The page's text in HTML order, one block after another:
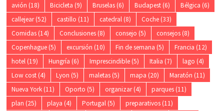
avión (18) Bicicleta (9) Bruselas(6) Budapest(6) Bélgica (6)
callejear(52) castillo (11) catedral(8) Coche(33)
Comidas(14) Conclusiones(8) consejo (5) consejos(8)
Copenhague(5) excursión (10) Fin de semana (5) Francia (12)
hotel(19) Hungría (6) Imprescindible(5) Italia (7) lago (4)
Low cost(4) Lyon (5) maletas(5) mapa (20) Maratón (11)
Nueva York(11) Oporto (5) organizar(4) parques(11)
plan (25) playa (4) Portugal(5) preparativos(11)